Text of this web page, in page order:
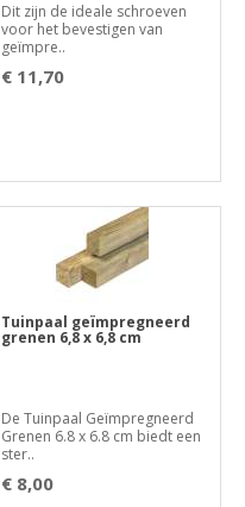
Dit zijn de ideale schroeven
voor het bevestigen van
geïmpre..
€ 11,70
Tuinpaal geïmpregneerd
grenen 6,8 x 6,8 cm
De Tuinpaal Geïmpregneerd
Grenen 6.8 x 6.8 cm biedt een
ster..
€ 8,00